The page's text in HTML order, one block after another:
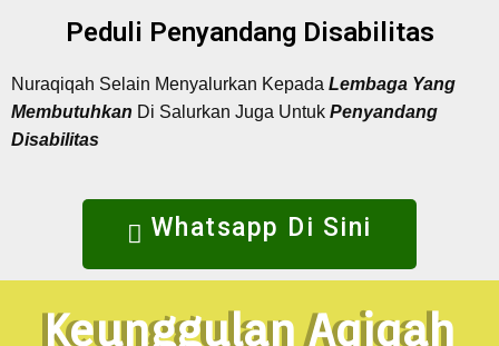
Peduli Penyandang Disabilitas
Nuraqiqah Selain Menyalurkan Kepada Lembaga Yang
Membutuhkan Di Salurkan Juga Untuk Penyandang
Disabilitas
Whatsapp Di Sini
Keunggulan Aqiqah